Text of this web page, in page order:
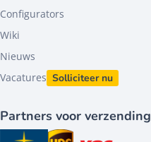
Configurators
Wiki
Nieuws
Vacatures Solliciteer nu
Partners voor verzending